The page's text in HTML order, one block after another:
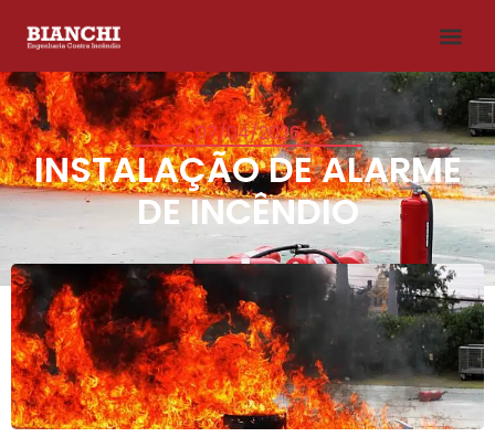
07/04/2026
INSTALAÇÃO DE ALARME
DE INCÊNDIO